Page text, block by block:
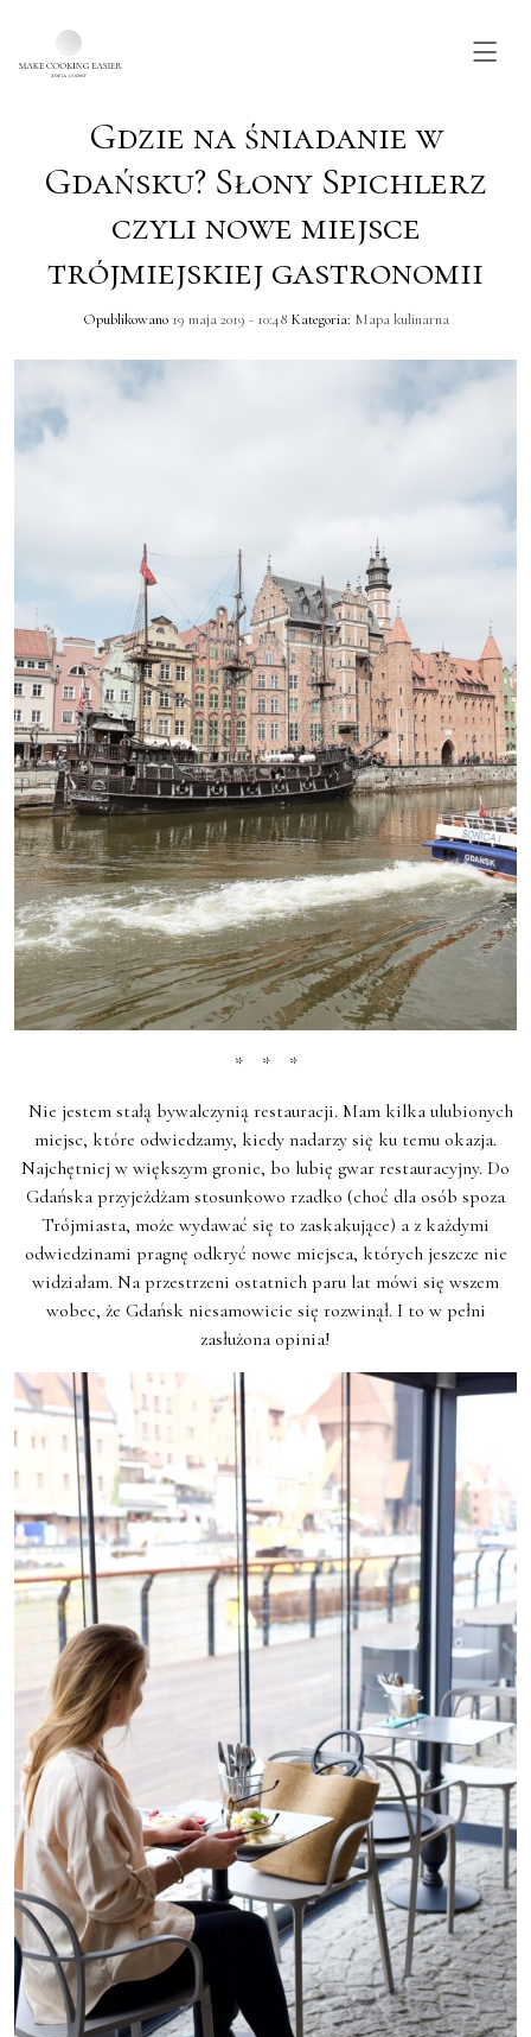
Skip to main contentGdzie na śniadanie w
Gdańsku? Słony Spichlerz
czyli nowe miejsce
trójmiejskiej gastronomii
Opublikowano 19 maja 2019 - 10:48Kategoria: Mapa kulinarna
* * *
Nie jestem stałą bywalczynią restauracji. Mam kilka ulubionych
miejsc, które odwiedzamy, kiedy nadarzy się ku temu okazja.
Najchętniej w większym gronie, bo lubię gwar restauracyjny. Do
Gdańska przyjeżdżam stosunkowo rzadko (choć dla osób spoza
Trójmiasta, może wydawać się to zaskakujące) a z każdymi
odwiedzinami pragnę odkryć nowe miejsca, których jeszcze nie
widziałam. Na przestrzeni ostatnich paru lat mówi się wszem
wobec, że Gdańsk niesamowicie się rozwinął. I to w pełni
zasłużona opinia!